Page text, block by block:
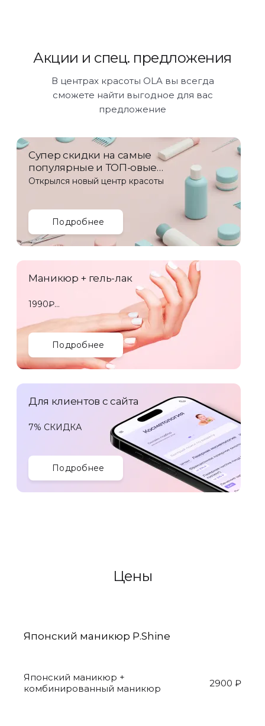
Акции и спец. предложения
В центрах красоты OLA вы всегда
сможете найти выгодное для вас
предложение
Супер скидки на самые
популярные и ТОП-овые
услуги!
Открылся новый центр красоты
Подробнее
Маникюр + гель-лак
1990₽
3100₽
Подробнее
Для клиентов с сайта
7% СКИДКА
Подробнее
Цены
Японский маникюр P.Shine
Японский маникюр +
комбинированный маникюр
2900 ₽